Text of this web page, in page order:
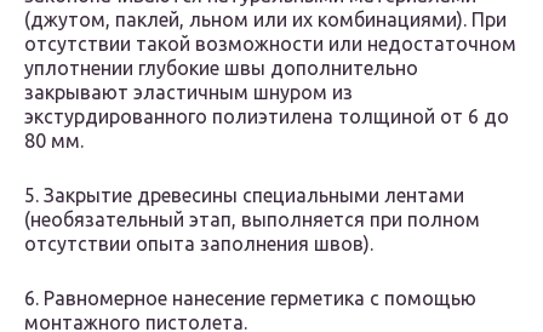
(джутом, паклей, льном или их комбинациями). При
отсутствии такой возможности или недостаточном
уплотнении глубокие швы дополнительно
закрывают эластичным шнуром из
экстурдированного полиэтилена толщиной от 6 до
80 мм.
5. Закрытие древесины специальными лентами
(необязательный этап, выполняется при полном
отсутствии опыта заполнения швов).
6. Равномерное нанесение герметика с помощью
монтажного пистолета.